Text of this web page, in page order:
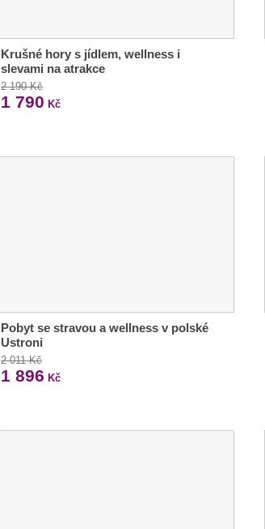
Krušné hory s jídlem, wellness i
slevami na atrakce
2 190 Kč
1 790 Kč
Pobyt se stravou a wellness v polské
Ustroni
2 011 Kč
1 896 Kč